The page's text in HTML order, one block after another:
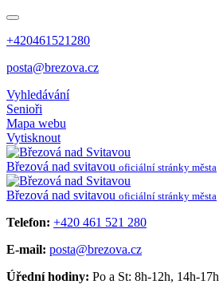
+420461521280
posta@brezova.cz
Vyhledávání
Senioři
Mapa webu
Vytisknout
Březová nad svitavou oficiální stránky města
Březová nad svitavou oficiální stránky města
Telefon: +420 461 521 280
E-mail: posta@brezova.cz
Úřední hodiny: Po a St: 8h-12h, 14h-17h